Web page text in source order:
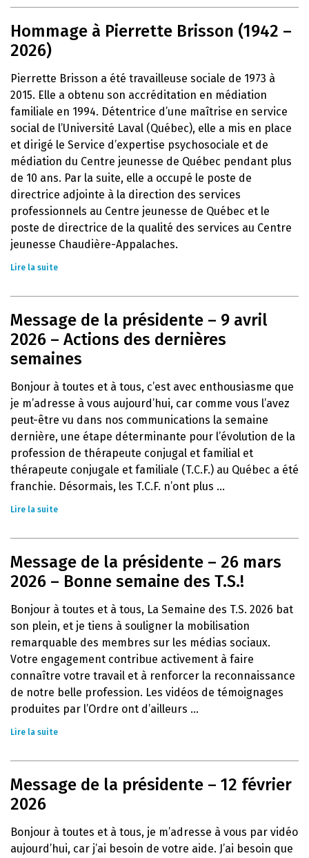
Hommage à Pierrette Brisson (1942 –
2026)
Pierrette Brisson a été travailleuse sociale de 1973 à
2015. Elle a obtenu son accréditation en médiation
familiale en 1994. Détentrice d’une maîtrise en service
social de l’Université Laval (Québec), elle a mis en place
et dirigé le Service d’expertise psychosociale et de
médiation du Centre jeunesse de Québec pendant plus
de 10 ans. Par la suite, elle a occupé le poste de
directrice adjointe à la direction des services
professionnels au Centre jeunesse de Québec et le
poste de directrice de la qualité des services au Centre
jeunesse Chaudière-Appalaches.
Lire la suite
Message de la présidente – 9 avril
2026 – Actions des dernières
semaines
Bonjour à toutes et à tous, c’est avec enthousiasme que
je m’adresse à vous aujourd’hui, car comme vous l’avez
peut-être vu dans nos communications la semaine
dernière, une étape déterminante pour l’évolution de la
profession de thérapeute conjugal et familial et
thérapeute conjugale et familiale (T.C.F.) au Québec a été
franchie. Désormais, les T.C.F. n’ont plus ...
Lire la suite
Message de la présidente – 26 mars
2026 – Bonne semaine des T.S.!
Bonjour à toutes et à tous, La Semaine des T.S. 2026 bat
son plein, et je tiens à souligner la mobilisation
remarquable des membres sur les médias sociaux.
Votre engagement contribue activement à faire
connaître votre travail et à renforcer la reconnaissance
de notre belle profession. Les vidéos de témoignages
produites par l’Ordre ont d’ailleurs ...
Lire la suite
Message de la présidente – 12 février
2026
Bonjour à toutes et à tous, je m’adresse à vous par vidéo
aujourd’hui, car j’ai besoin de votre aide. J’ai besoin que